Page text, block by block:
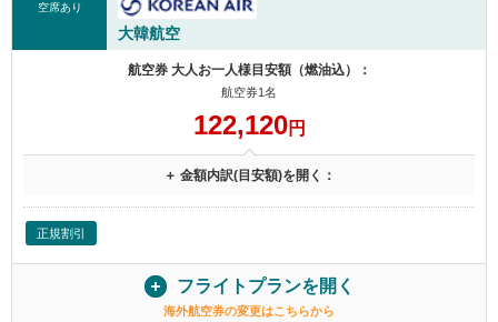
空席あり
大韓航空
航空券 大人お一人様目安額（燃油込）：
航空券1名
122,120円
＋ 金額内訳(目安額)を開く：
正規割引
フライトプランを開く
海外航空券の変更はこちらから